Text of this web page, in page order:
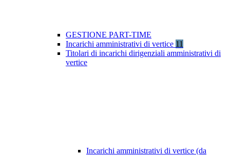
GESTIONE PART-TIME
Incarichi amministrativi di vertice 11
Titolari di incarichi dirigenziali amministrativi di
vertice
Incarichi amministrativi di vertice (da